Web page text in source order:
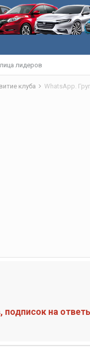
лидеров
клуба WhatsApp.
на